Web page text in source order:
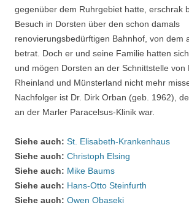
gegenüber dem Ruhrgebiet hatte, erschrak
Besuch in Dorsten über den schon damals
renovierungsbedürftigen Bahnhof, von dem
betrat. Doch er und seine Familie hatten
und mögen Dorsten an der Schnittstelle von
Rheinland und Münsterland nicht mehr
Nachfolger ist Dr. Dirk Orban (geb. 1962),
an der Marler Paracelsus-Klinik war.
Siehe auch: St. Elisabeth-Krankenhaus
Siehe auch: Christoph Elsing
Siehe auch: Mike Baums
Siehe auch: Hans-Otto Steinfurth
Siehe auch: Owen Obaseki